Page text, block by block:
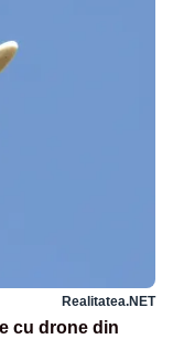
Realitatea.NET
cu drone din